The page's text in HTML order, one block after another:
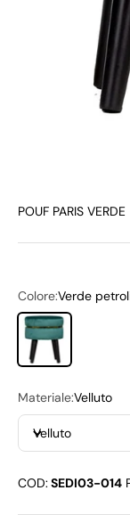
POUF PARIS VERDE
Colore:Verde
Verde petrolio
Materiale:Velluto
Velluto
COD: SEDI03-014